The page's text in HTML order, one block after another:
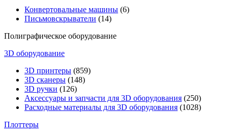
Конвертовальные машины (6)
Письмовскрыватели (14)
Полиграфическое оборудование
3D оборудование
3D принтеры (859)
3D сканеры (148)
3D ручки (126)
Аксессуары и запчасти для 3D оборудования (250)
Расходные материалы для 3D оборудования (1028)
Плоттеры